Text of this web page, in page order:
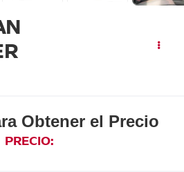
Obtener el Precio
PRECIO: